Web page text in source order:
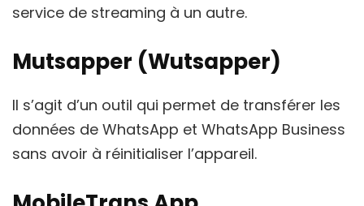
service de streaming à un autre.
Mutsapper (Wutsapper)
Il s’agit d’un outil qui permet de transférer les
données de WhatsApp et WhatsApp Business
sans avoir à réinitialiser l’appareil.